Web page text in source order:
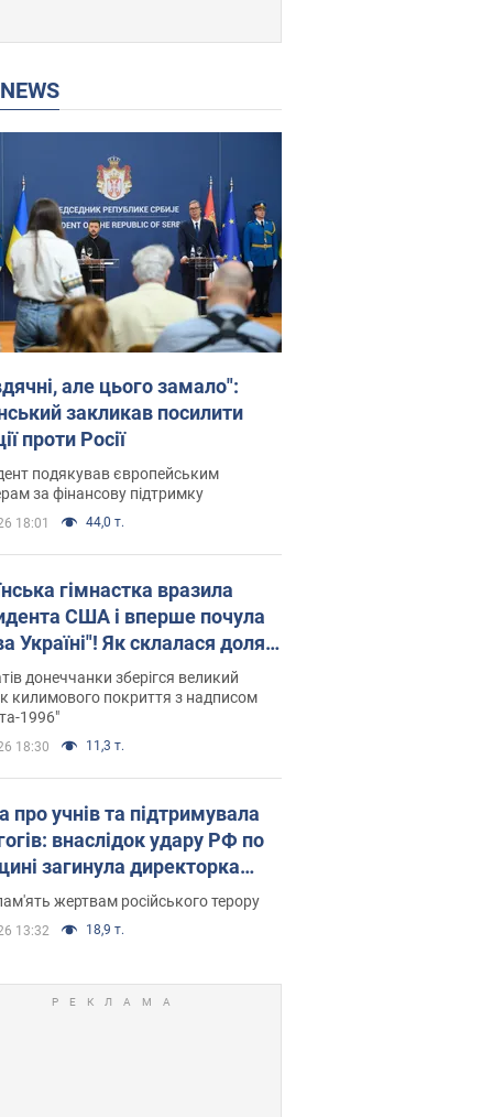
NEWS
але цього замало":
закликав посилити
проти Росії
подякував європейським
за фінансову підтримку
18:01 44,0 т.
гімнастка вразила
США і вперше почула
Україні"! Як склалася доля
яка 30 років тому
"золото" Олімпіади
донеччанки зберігся великий
килимового покриття з надписом
1996"
18:30 11,3 т.
про учнів та підтримувала
внаслідок удару РФ по
загинула директорка
ліцею, її чоловік та онук
жертвам російського терору
13:32 18,9 т.